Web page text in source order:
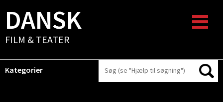
DANSK
FILM & TEATER
Kategorier